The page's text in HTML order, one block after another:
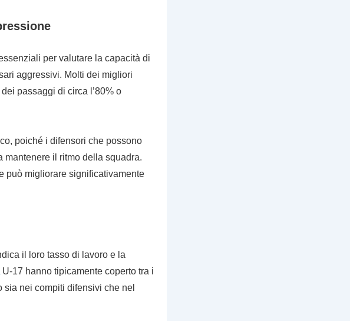
per valutare la capacità di
aggressivi. Molti dei migliori
passaggi di circa l’80% o
poiché i difensori che possono
il ritmo della squadra.
può migliorare significativamente
il loro tasso di lavoro e la
U-17 hanno tipicamente coperto tra i
nei compiti difensivi che nel